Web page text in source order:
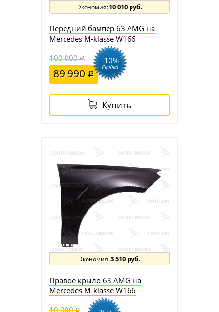
10 010 руб.
Передний бампер 63 AMG на
Mercedes M-klasse W166
100 000
89 990
-10%
Скидка
Купить
3 510 руб.
Правое крыло 63 AMG на
Mercedes M-klasse W166
10 000